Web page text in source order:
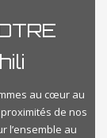
au cœur au
de nos
l’ensemble au